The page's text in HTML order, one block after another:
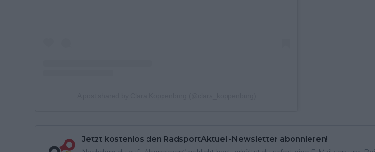
Jetzt kostenlos den RadsportAktuell-Newsletter abonnieren!